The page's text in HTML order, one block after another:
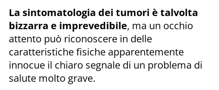
La sintomatologia dei tumori è talvolta
bizzarra e imprevedibile, ma un occhio
attento può riconoscere in delle
caratteristiche fisiche apparentemente
innocue il chiaro segnale di un problema di
salute molto grave.